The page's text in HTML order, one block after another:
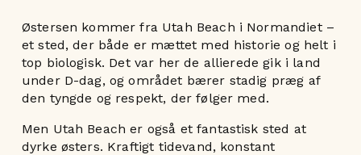
Østersen kommer fra Utah Beach i Normandiet –
et sted, der både er mættet med historie og helt i
top biologisk. Det var her de allierede gik i land
under D-dag, og området bærer stadig præg af
den tyngde og respekt, der følger med.
Men Utah Beach er også et fantastisk sted at
dyrke østers. Kraftigt tidevand, konstant